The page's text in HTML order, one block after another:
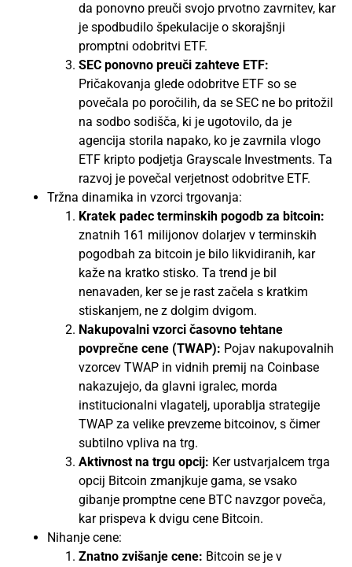
da ponovno preuči svojo prvotno zavrnitev, kar
je spodbudilo špekulacije o skorajšnji
promptni odobritvi ETF.
SEC ponovno preuči zahteve ETF:
Pričakovanja glede odobritve ETF so se
povečala po poročilih, da se SEC ne bo pritožil
na sodbo sodišča, ki je ugotovilo, da je
agencija storila napako, ko je zavrnila vlogo
ETF kripto podjetja Grayscale Investments. Ta
razvoj je povečal verjetnost odobritve ETF.
Tržna dinamika in vzorci trgovanja:
Kratek padec terminskih pogodb za bitcoin:
znatnih 161 milijonov dolarjev v terminskih
pogodbah za bitcoin je bilo likvidiranih, kar
kaže na kratko stisko. Ta trend je bil
nenavaden, ker se je rast začela s kratkim
stiskanjem, ne z dolgim ​​dvigom.​​
Nakupovalni vzorci časovno tehtane
povprečne cene (TWAP): Pojav nakupovalnih
vzorcev TWAP in vidnih premij na Coinbase
nakazujejo, da glavni igralec, morda
institucionalni vlagatelj, uporablja strategije
TWAP za velike prevzeme bitcoinov, s čimer
subtilno vpliva na trg​.
Aktivnost na trgu opcij: Ker ustvarjalcem trga
opcij Bitcoin zmanjkuje gama, se vsako
gibanje promptne cene BTC navzgor poveča,
kar prispeva k dvigu cene Bitcoin​​.
Nihanje cene:
Znatno zvišanje cene: Bitcoin se je v